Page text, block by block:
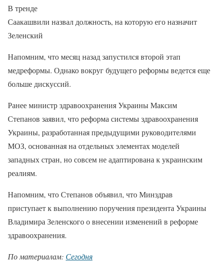
В тренде
Саакашвили назвал должность, на которую его назначит
Зеленский
Напомним, что месяц назад запустился второй этап
медреформы. Однако вокруг будущего реформы ведется еще
больше дискуссий.
Ранее министр здравоохранения Украины Максим
Степанов заявил, что реформа системы здравоохранения
Украины, разработанная предыдущими руководителями
МОЗ, основанная на отдельных элементах моделей
западных стран, но совсем не адаптирована к украинским
реалиям.
Напомним, что Степанов объявил, что Минздрав
приступает к выполнению поручения президента Украины
Владимира Зеленского о внесении изменений в реформе
здравоохранения.
По материалам: Сегодня